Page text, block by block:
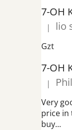
a
n
l
A
| lio
Gzt
A
|
Very
price in
buy...